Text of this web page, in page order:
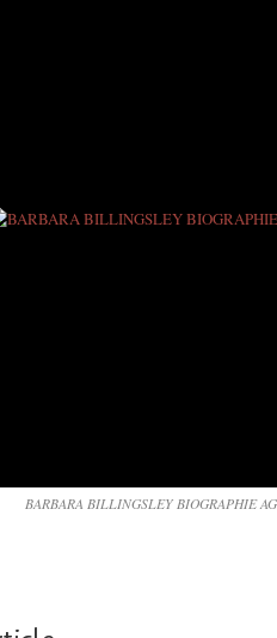
BARBARA BILLINGSLEY BIOGRAPHIE